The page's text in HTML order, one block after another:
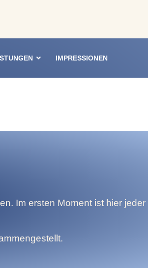
IMPRESSIONEN
Im ersten Moment ist hier jeder